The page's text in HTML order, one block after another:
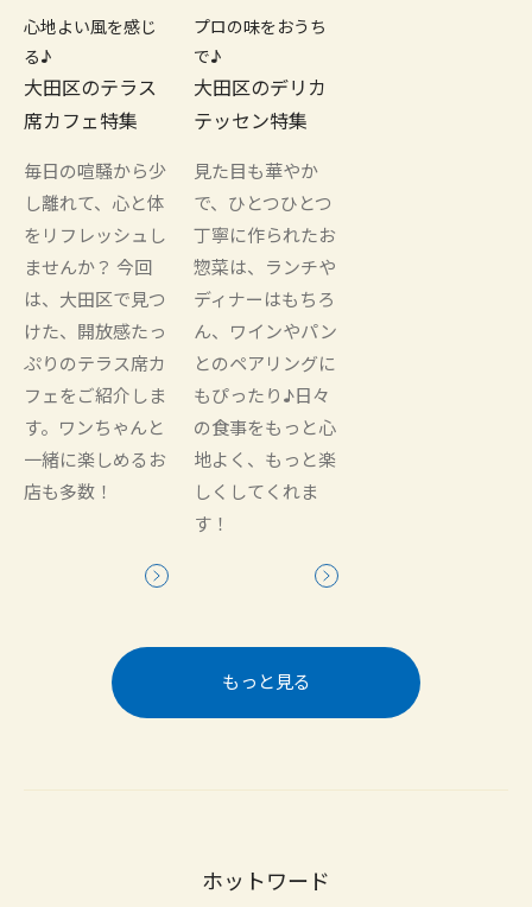
心地よい風を感じ
る♪
大田区のテラス
席カフェ特集
毎日の喧騒から少
し離れて、心と体
をリフレッシュし
ませんか？ 今回
は、大田区で見つ
けた、開放感たっ
ぷりのテラス席カ
フェをご紹介しま
す。ワンちゃんと
一緒に楽しめるお
店も多数！
プロの味をおうち
で♪
大田区のデリカ
テッセン特集
見た目も華やか
で、ひとつひとつ
丁寧に作られたお
惣菜は、ランチや
ディナーはもちろ
ん、ワインやパン
とのペアリングに
もぴったり♪日々
の食事をもっと心
地よく、もっと楽
しくしてくれま
す！
もっと見る
ホットワード